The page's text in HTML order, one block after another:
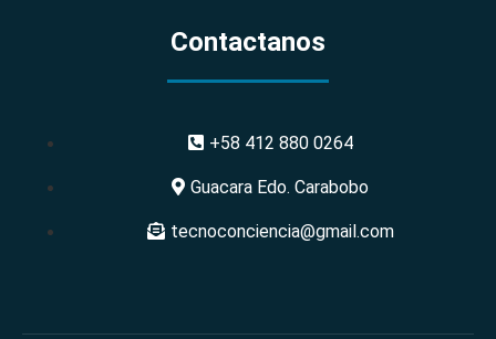
Contactanos
+58 412 880 0264
Guacara Edo. Carabobo
tecnoconciencia@gmail.com